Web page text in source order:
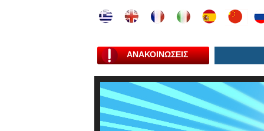
ΑΝΑΚΟΙΝΩΣΕΙΣ